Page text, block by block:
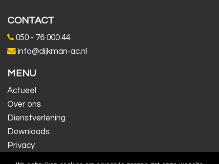
CONTACT
050 - 76 000 44
info@dijkman-ac.nl
MENU
Actueel
Over ons
Dienstverlening
Downloads
Privacy